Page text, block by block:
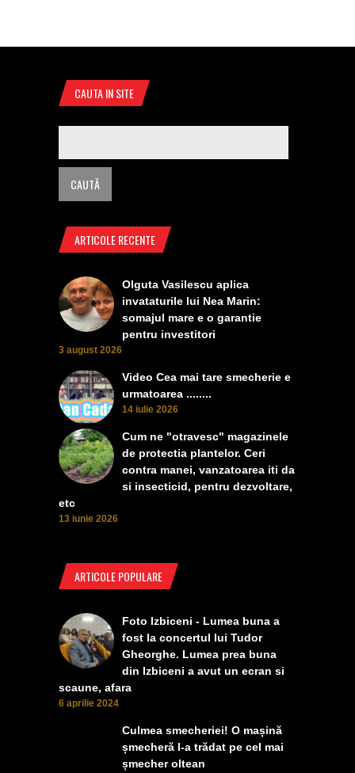
CAUTA IN SITE
ARTICOLE RECENTE
Olguta Vasilescu aplica
invataturile lui Nea Marin:
somajul mare e o garantie
pentru investitori
3 august 2026
Video Cea mai tare smecherie e
urmatoarea ........
14 iulie 2026
Cum ne "otravesc" magazinele
de protectia plantelor. Ceri
contra manei, vanzatoarea iti da
si insecticid, pentru dezvoltare,
etc
13 iunie 2026
ARTICOLE POPULARE
Foto Izbiceni - Lumea buna a
fost la concertul lui Tudor
Gheorghe. Lumea prea buna
din Izbiceni a avut un ecran si
scaune, afara
6 aprilie 2024
Culmea smecheriei! O mașină
șmecheră l-a trădat pe cel mai
șmecher oltean